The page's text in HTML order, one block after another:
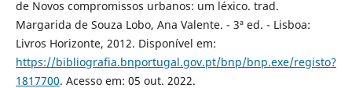
de Novos compromissos urbanos: um léxico. trad.
Margarida de Souza Lobo, Ana Valente. - 3ª ed. - Lisboa:
Livros Horizonte, 2012. Disponível em:
https://bibliografia.bnportugal.gov.pt/bnp/bnp.exe/registo?
1817700. Acesso em: 05 out. 2022.